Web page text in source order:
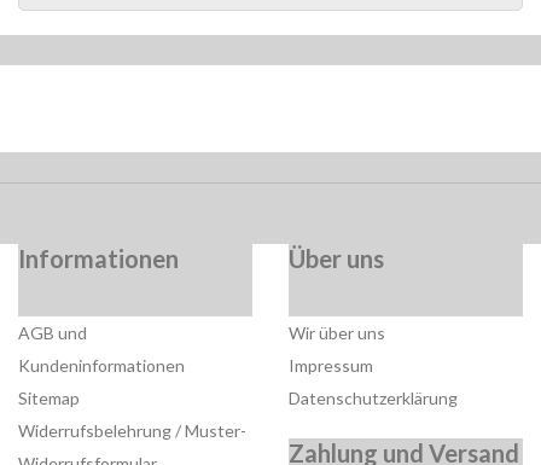
Informationen
AGB und
Kundeninformationen
Sitemap
Widerrufsbelehrung / Muster-
Über uns
Wir über uns
Impressum
Datenschutzerklärung
Zahlung und Versand